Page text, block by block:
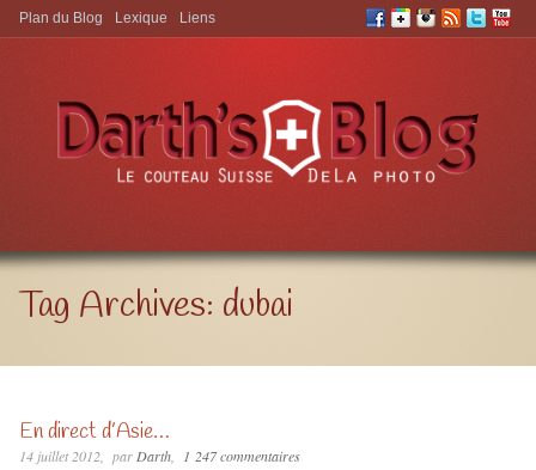
Aller à:
Plan du Blog Lexique Liens
Tag Archives: dubai
En direct d’Asie…
14 juillet 2012 parDarth 1 247 commentaires